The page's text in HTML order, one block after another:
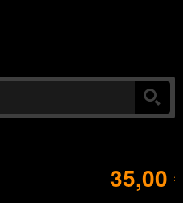
35,00